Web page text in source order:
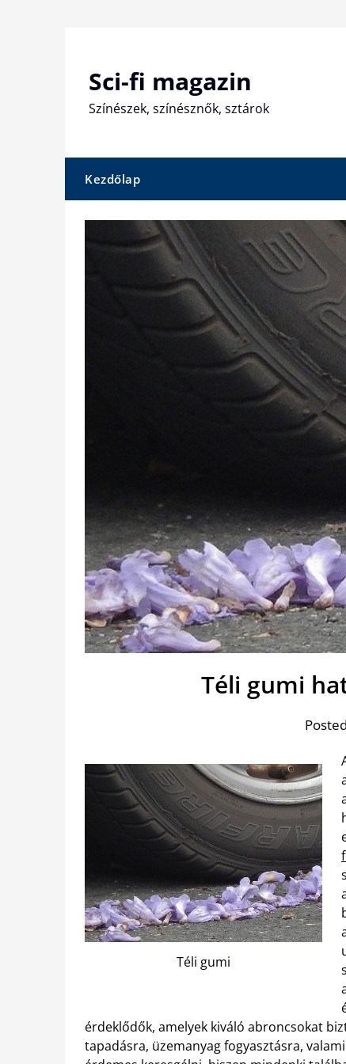
Sci-fi magazin
Színészek, színésznők, sztárok
Kezdőlap
Téli gumi
Téli gumi
érdeklődők, amelyek kiváló abroncsokat
tapadásra, üzemanyag fogyasztásra,